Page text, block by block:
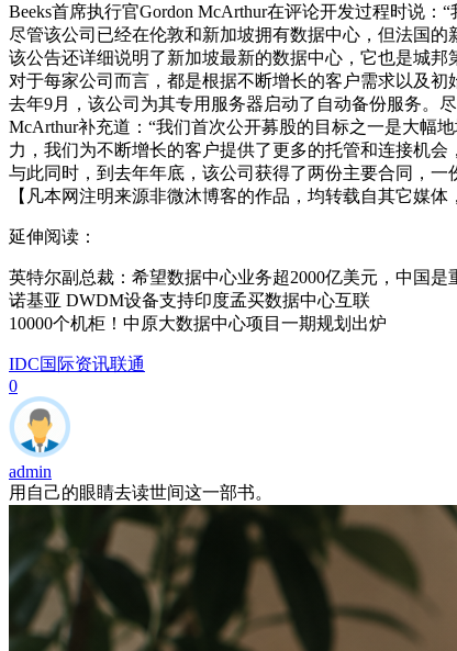
Beeks首席执行官Gordon McArthur在评论开发过程时说
尽管该公司已经在伦敦和新加坡拥有数据中心，但法国的
该公告还详细说明了新加坡最新的数据中心，它也是城邦
对于每家公司而言，都是根据不断增长的客户需求以及初
去年9月，该公司为其专用服务器启动了自动备份服务。
McArthur补充道：“我们首次公开募股的目标之一是大幅
力，我们为不断增长的客户提供了更多的托管和连接机会
与此同时，到去年年底，该公司获得了两份主要合同，
【凡本网注明来源非微沐博客的作品，均转载自其它媒
延伸阅读：
英特尔副总裁：希望数据中心业务超2000亿美元，中国是
诺基亚 DWDM设备支持印度孟买数据中心互联
10000个机柜！中原大数据中心项目一期规划出炉
IDC国际资讯联通
0
admin
用自己的眼睛去读世间这一部书。